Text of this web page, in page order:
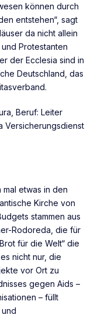
können durch
entstehen“, sagt
da nicht allein
Protestanten
der Ecclesia sind in
Deutschland, das
Beruf: Leiter
Versicherungsdienst
etwas in den
Kirche von
stammen aus
Rodoreda, die für
für die Welt“ die
nicht nur, die
vor Ort zu
gegen Aids –
– füllt